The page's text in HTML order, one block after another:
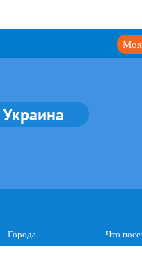
Моя
Украина
Города Что